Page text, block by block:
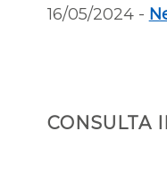
16/05/2024 -
CONSULTA